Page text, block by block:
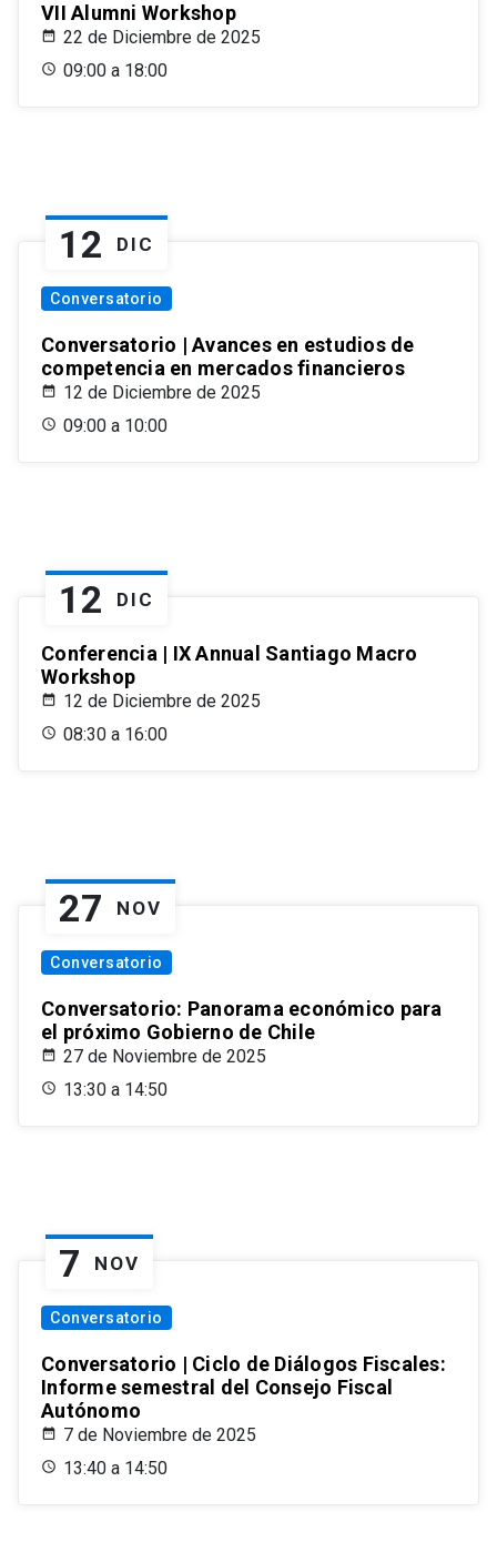
VII Alumni Workshop
22 de Diciembre de 2025
09:00 a 18:00
12 DIC
Conversatorio
Conversatorio | Avances en estudios de
competencia en mercados financieros
12 de Diciembre de 2025
09:00 a 10:00
12 DIC
Conferencia | IX Annual Santiago Macro
Workshop
12 de Diciembre de 2025
08:30 a 16:00
27 NOV
Conversatorio
Conversatorio: Panorama económico para
el próximo Gobierno de Chile
27 de Noviembre de 2025
13:30 a 14:50
7 NOV
Conversatorio
Conversatorio | Ciclo de Diálogos Fiscales:
Informe semestral del Consejo Fiscal
Autónomo
7 de Noviembre de 2025
13:40 a 14:50